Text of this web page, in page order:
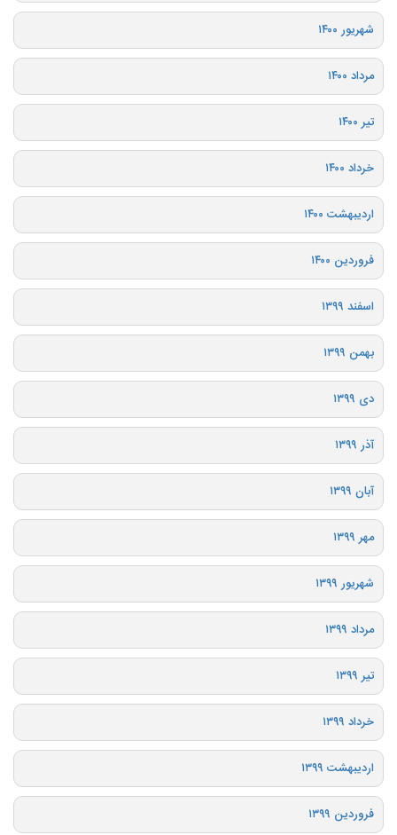
شهریور ۱۴۰۰
مرداد ۱۴۰۰
تیر ۱۴۰۰
خرداد ۱۴۰۰
اردیبهشت ۱۴۰۰
فروردین ۱۴۰۰
اسفند ۱۳۹۹
بهمن ۱۳۹۹
دی ۱۳۹۹
آذر ۱۳۹۹
آبان ۱۳۹۹
مهر ۱۳۹۹
شهریور ۱۳۹۹
مرداد ۱۳۹۹
تیر ۱۳۹۹
خرداد ۱۳۹۹
اردیبهشت ۱۳۹۹
فروردین ۱۳۹۹